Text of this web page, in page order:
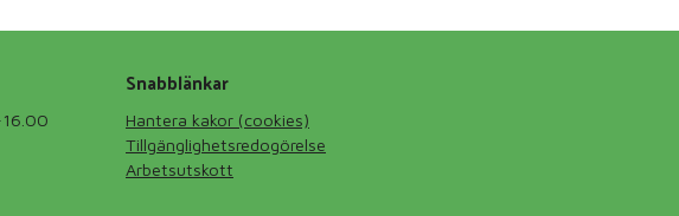
Snabblänkar
Hantera kakor (cookies)
Tillgänglighetsredogörelse
Arbetsutskott